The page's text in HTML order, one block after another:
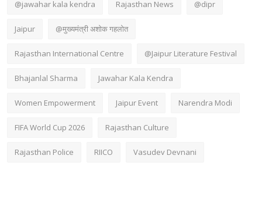
@jawahar kala kendra Rajasthan News @dipr
Jaipur @मुख्यमंत्री अशोक गहलोत
Rajasthan International Centre @Jaipur Literature Festival
Bhajanlal Sharma Jawahar Kala Kendra
Women Empowerment Jaipur Event Narendra Modi
FIFA World Cup 2026 Rajasthan Culture
Rajasthan Police RIICO Vasudev Devnani